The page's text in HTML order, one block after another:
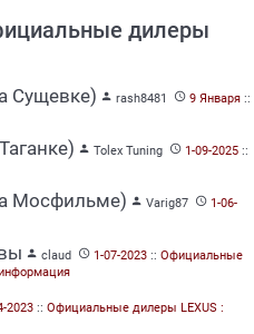
дилеры
Сущевке)  rash8481  9 Января ::
 Tolex Tuning  1-09-2025 ::
Мосфильме)  Varig87  1-06-
 claud  1-07-2023 :: Официальные
2023 :: Официальные дилеры LEXUS :